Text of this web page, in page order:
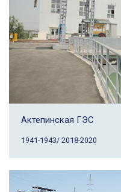
Актепинская ГЭС
1941-1943/ 2018-2020